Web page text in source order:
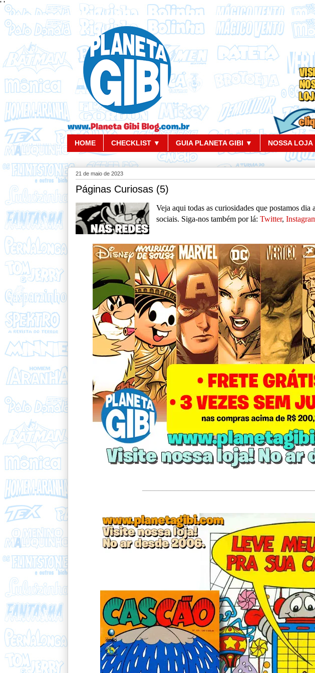
' '
HOME CHECKLIST ▼ GUIA PLANETA GIBI ▼ NOSSA LOJA
21 de maio de 2023
Páginas Curiosas (5)
Veja aqui todas as curiosidades que postamos dia
sociais. Siga-nos também por lá:Twitter,